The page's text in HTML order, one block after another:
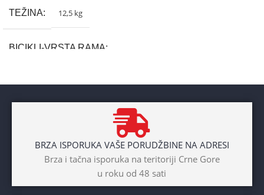
TEŽINA 12,5 kg
BICIKLI-VRSTA RAMA
Unisex
BRZA ISPORUKA VAŠE PORUDŽBINE NA ADRESI
Brza i tačna isporuka na teritoriji Crne Gore
u roku od 48 sati